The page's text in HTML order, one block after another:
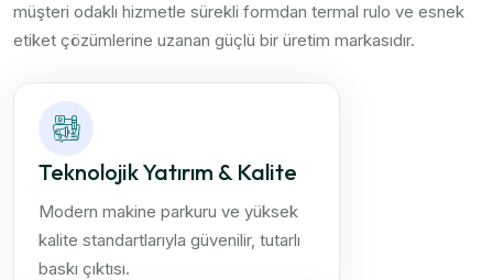
müşteri odaklı hizmetle sürekli formdan termal rulo ve esnek
etiket çözümlerine uzanan güçlü bir üretim markasıdır.
Teknolojik Yatırım & Kalite
Modern makine parkuru ve yüksek
kalite standartlarıyla güvenilir, tutarlı
baskı çıktısı.